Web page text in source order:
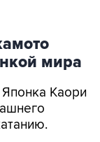
мира
Каори